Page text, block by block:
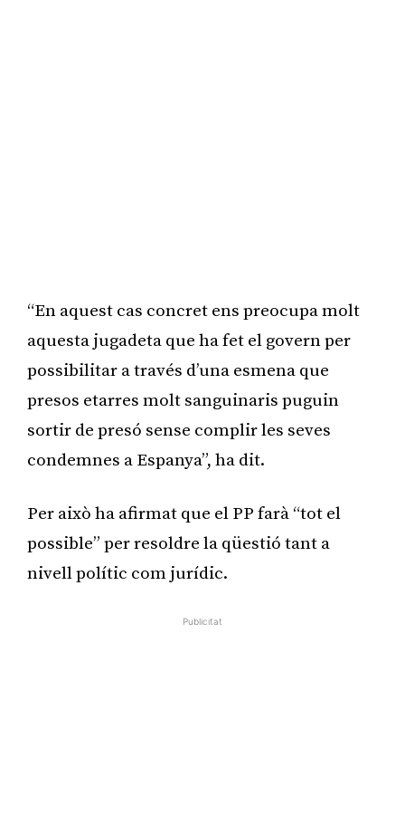
“En aquest cas concret ens preocupa molt
aquesta jugadeta que ha fet el govern per
possibilitar a través d’una esmena que
presos etarres molt sanguinaris puguin
sortir de presó sense complir les seves
condemnes a Espanya”, ha dit.
Per això ha afirmat que el PP farà “tot el
possible” per resoldre la qüestió tant a
nivell polític com jurídic.
Publicitat